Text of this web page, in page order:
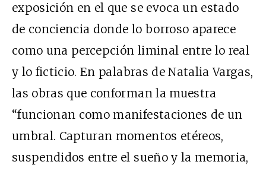
exposición en el que se evoca un estado
de conciencia donde lo borroso aparece
como una percepción liminal entre lo real
y lo ficticio. En palabras de Natalia Vargas,
las obras que conforman la muestra
“funcionan como manifestaciones de un
umbral. Capturan momentos etéreos,
suspendidos entre el sueño y la memoria,